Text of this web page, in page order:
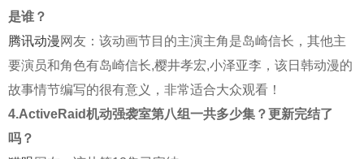
是谁？
腾讯动漫网友：该动画节目的主演主角是岛崎信长，其他主
要演员和角色有岛崎信长,樱井孝宏,小泽亚李，该日韩动漫的
故事情节编写的很有意义，非常适合大众观看！
4.ActiveRaid机动强袭室第八组一共多少集？更新完结了
吗？